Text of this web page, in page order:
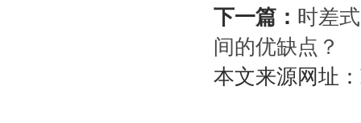
下一篇： 时差
间的优缺点？
本文来源网址：